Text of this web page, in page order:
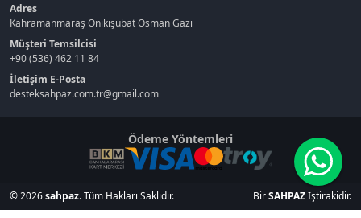
Adres
Kahramanmaraş Onikişubat Osman Gazi
Müşteri Temsilcisi
+90 (536) 462 11 84
İletişim E-Posta
desteksahpaz.com.tr@gmail.com
Ödeme Yöntemleri
© 2026sahpaz. Tüm Hakları Saklıdır. BirSAHPAZİştirakidir.